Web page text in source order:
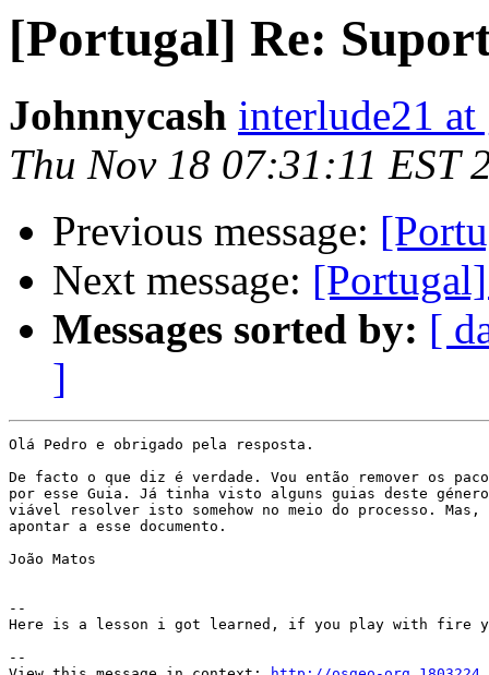
[Portugal] Re:
Johnnycash interlude21
Thu Nov 18 07:31:11 EST
Previous message:
Next message:
Messages sorted by: [
]
Olá Pedro e obrigado pela resposta.
De facto o que diz é verdade. Vou então remover os
por esse Guia. Já tinha visto alguns guias deste
viável resolver isto somehow no meio do processo. Mas,
apontar a esse documento.
João Matos
--
Here is a lesson i got learned, if you play with fire
--